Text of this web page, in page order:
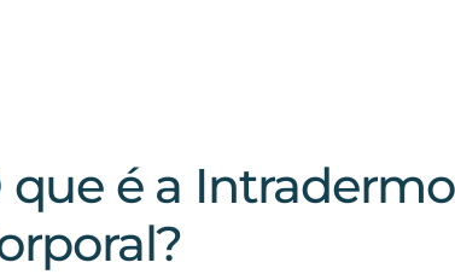
que é a